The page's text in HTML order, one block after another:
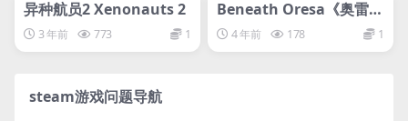
异种航员2 Xenonauts 2
3 年前 773 1
Beneath Oresa《奥雷萨
之下4 年前 178 1
steam游戏问题导航